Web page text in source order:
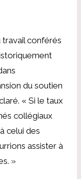
travail conférés
du soutien
« Si le taux
collégiaux
celui des
assister à
»